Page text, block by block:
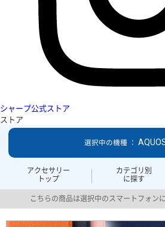
シャープ公式ストア
ストア
アクセサリー
トップ
カテゴリ別
に探す
選択中の機種 ：
こちらの商品は選択中のスマートフォン